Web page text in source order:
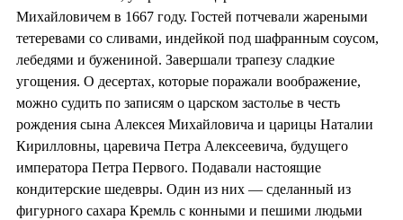
Михайловичем в 1667 году. Гостей потчевали жареными
тетеревами со сливами, индейкой под шафранным соусом,
лебедями и бужениной. Завершали трапезу сладкие
угощения. О десертах, которые поражали воображение,
можно судить по записям о царском застолье в честь
рождения сына Алексея Михайловича и царицы Наталии
Кирилловны, царевича Петра Алексеевича, будущего
императора Петра Первого. Подавали настоящие
кондитерские шедевры. Один из них — сделанный из
фигурного сахара Кремль с конными и пешими людьми